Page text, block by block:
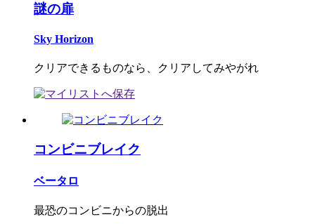
謎の扉
Sky Horizon
クリアできるものなら、クリアしてみやがれ
コンビニブレイク
ベータロ
最恐のコンビニからの脱出